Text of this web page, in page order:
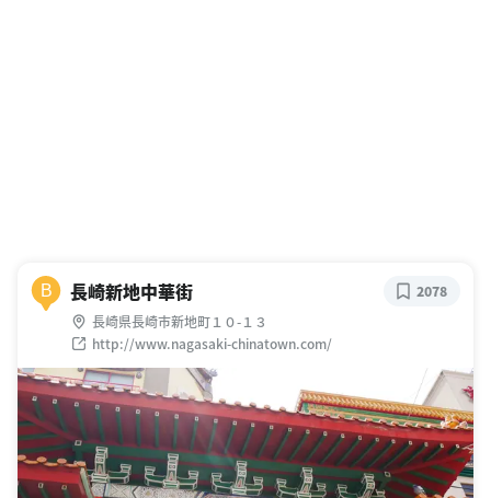
B 長崎新地中華街
長崎県長崎市新地町１０-１３
http://www.nagasaki-chinatown.com/
2078